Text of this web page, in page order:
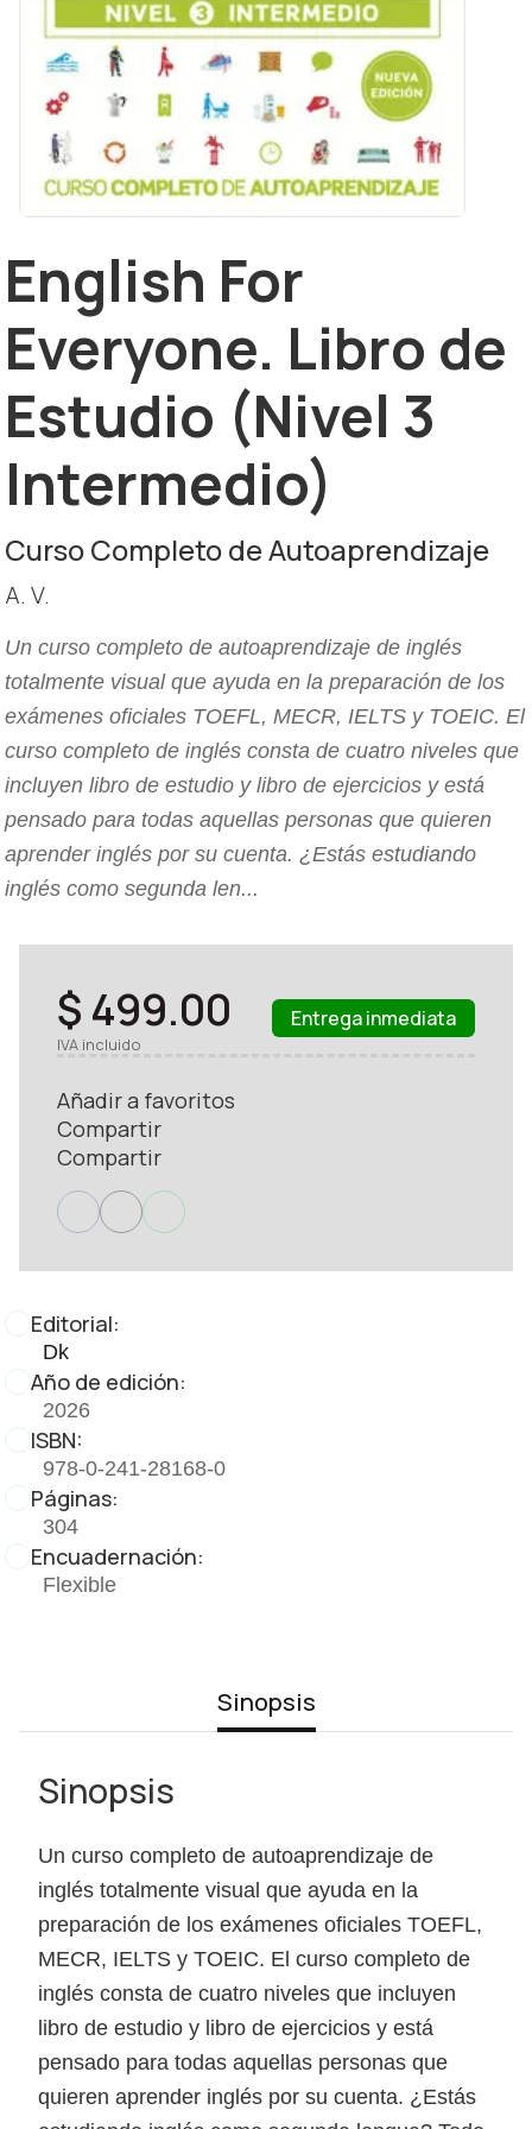
English For
Everyone. Libro de
Estudio (Nivel 3
Intermedio)
Curso Completo de Autoaprendizaje
A. V.
Un curso completo de autoaprendizaje de inglés
totalmente visual que ayuda en la preparación de los
exámenes oficiales TOEFL, MECR, IELTS y TOEIC. El
curso completo de inglés consta de cuatro niveles que
incluyen libro de estudio y libro de ejercicios y está
pensado para todas aquellas personas que quieren
aprender inglés por su cuenta. ¿Estás estudiando
inglés como segunda len...
Editorial:
Dk
Año de edición:
2026
ISBN:
978-0-241-28168-0
Páginas:
304
Encuadernación:
Flexible
$ 499.00
IVA incluido
Entrega inmediata
Añadir a favoritos
Compartir
Compartir
Sinopsis
Sinopsis
Un curso completo de autoaprendizaje de
inglés totalmente visual que ayuda en la
preparación de los exámenes oficiales TOEFL,
MECR, IELTS y TOEIC. El curso completo de
inglés consta de cuatro niveles que incluyen
libro de estudio y libro de ejercicios y está
pensado para todas aquellas personas que
quieren aprender inglés por su cuenta. ¿Estás